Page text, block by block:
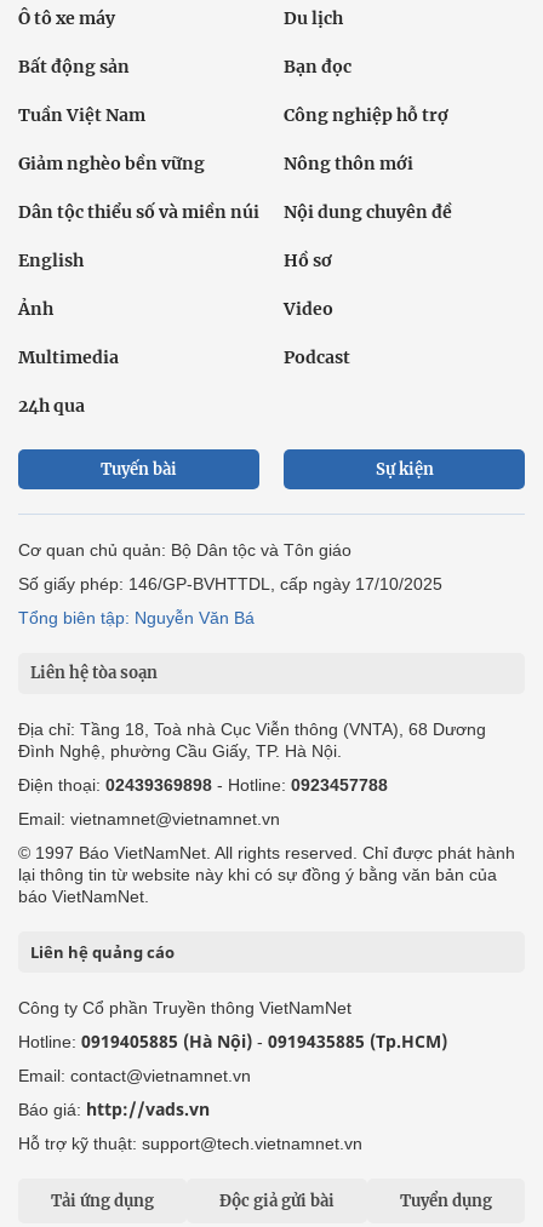
Ô tô xe máy Du lịch
Bất động sản Bạn đọc
Tuần Việt Nam Công nghiệp hỗ trợ
Giảm nghèo bền vững Nông thôn mới
Dân tộc thiểu số và miền núi Nội dung chuyên đề
English Hồ sơ
Ảnh Video
Multimedia Podcast
24h qua
Tuyến bài Sự kiện
Cơ quan chủ quản: Bộ Dân tộc và Tôn giáo
Số giấy phép: 146/GP-BVHTTDL, cấp ngày 17/10/2025
Tổng biên tập: Nguyễn Văn Bá
Liên hệ tòa soạn
Địa chỉ: Tầng 18, Toà nhà Cục Viễn thông (VNTA), 68 Dương
Đình Nghệ, phường Cầu Giấy, TP. Hà Nội.
Điện thoại: 02439369898 - Hotline: 0923457788
Email: vietnamnet@vietnamnet.vn
© 1997 Báo VietNamNet. All rights reserved. Chỉ được phát hành
lại thông tin từ website này khi có sự đồng ý bằng văn bản của
báo VietNamNet.
Liên hệ quảng cáo
Công ty Cổ phần Truyền thông VietNamNet
Hotline: 0919405885 (Hà Nội) - 0919435885 (Tp.HCM)
Email: contact@vietnamnet.vn
Báo giá: http://vads.vn
Hỗ trợ kỹ thuật: support@tech.vietnamnet.vn
Tải ứng dụng Độc giả gửi bài Tuyển dụng